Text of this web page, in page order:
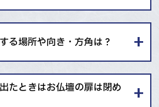
リフォーム
る場所や向き・方角は？
たときはお仏壇の扉は閉め